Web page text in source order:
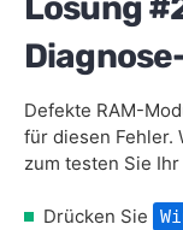
Defekte RAM-
für diesen Fehler.
zum testen Sie
Drücken Sie